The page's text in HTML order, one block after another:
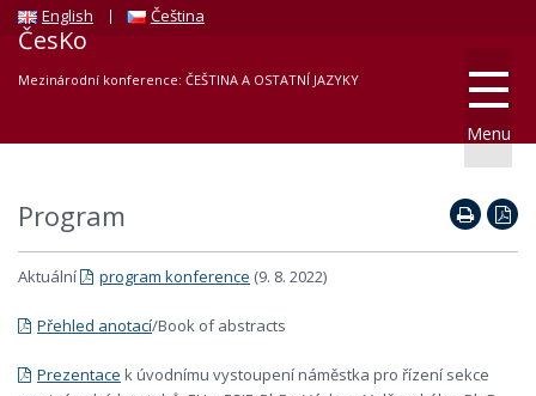
ČesKo
Mezinárodní konference: ČEŠTINA A OSTATNÍ JAZYKY
Program
Aktuální program konference (9. 8. 2022)
Přehled anotací/Book of abstracts
Prezentace k úvodnímu vystoupení náměstka pro řízení sekce
Menu
English Čeština